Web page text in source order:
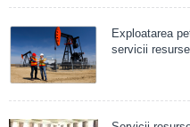
Exploatarea
servicii